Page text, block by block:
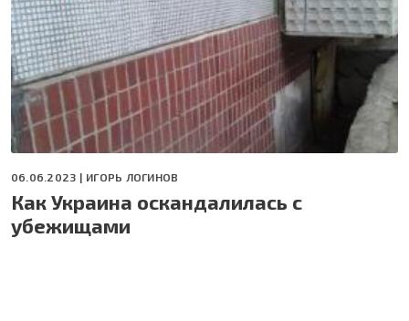
06.06.2023 | ИГОРЬ ЛОГИНОВ
Как Украина оскандалилась с
убежищами